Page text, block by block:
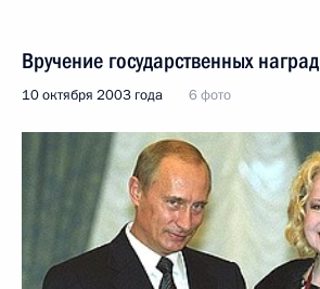
Вручение государственных наград
10 октября 2003 года 6 фото